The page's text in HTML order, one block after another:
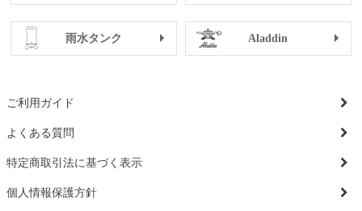
雨水タンク Aladdin
ご利用ガイド
よくある質問
特定商取引法に基づく表示
個人情報保護方針